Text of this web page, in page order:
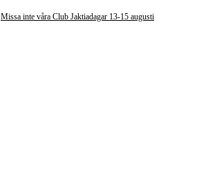
Missa inte våra Club Jaktiadagar 13-15 augusti